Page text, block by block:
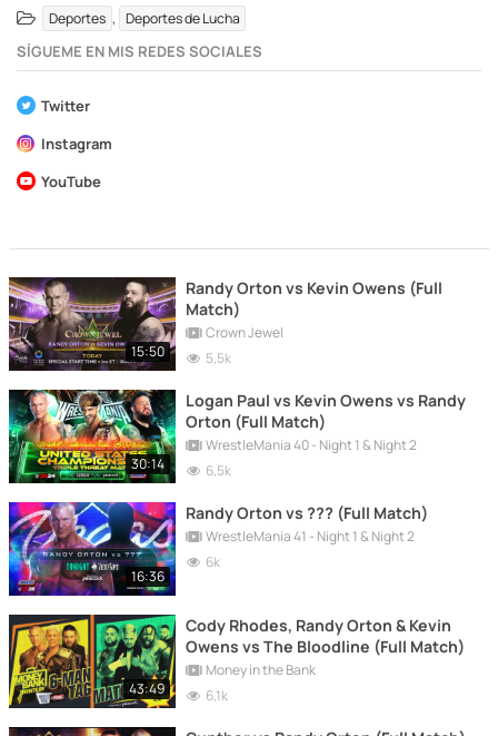
Deportes , Deportes de Lucha
SÍGUEME EN MIS REDES SOCIALES
Twitter
Instagram
YouTube
15:50
Randy Orton vs Kevin Owens (Full
Match)
Crown Jewel
5,5k
30:14
Logan Paul vs Kevin Owens vs Randy
Orton (Full Match)
WrestleMania 40 - Night 1 & Night 2
6,5k
16:36
Randy Orton vs ??? (Full Match)
WrestleMania 41 - Night 1 & Night 2
6k
43:49
Cody Rhodes, Randy Orton & Kevin
Owens vs The Bloodline (Full Match)
Money in the Bank
6,1k